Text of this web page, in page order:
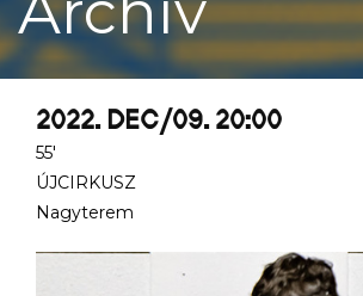
2022. DEC/09. 20:00
55'
ÚJCIRKUSZ
Nagyterem